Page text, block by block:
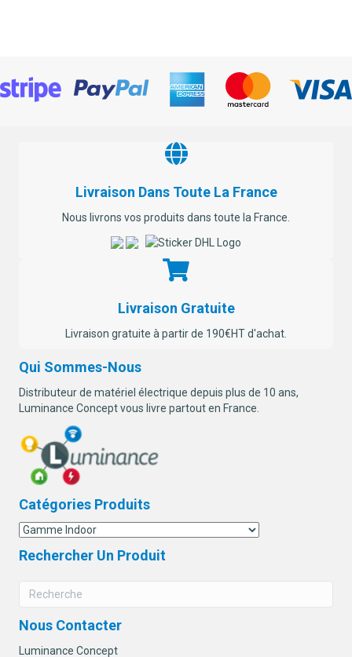
Livraison Dans Toute La France
Nous livrons vos produits dans toute la France.
Livraison Gratuite
Livraison gratuite à partir de 190€HT d'achat.
Qui Sommes-Nous
Distributeur de matériel électrique depuis plus de 10 ans,
Luminance Concept vous livre partout en France.
Catégories Produits
Rechercher Un Produit
Nous Contacter
Luminance Concept